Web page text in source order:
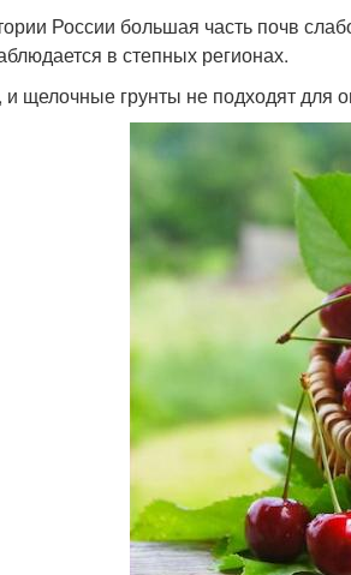
России большая часть почв
в степных регионах.
щелочные грунты не подходят для